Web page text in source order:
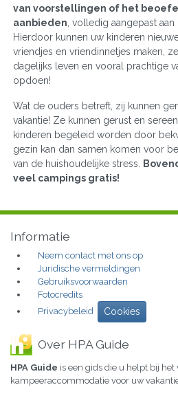
van voorstellingen of het
aanbieden , volledig aangepast
Hierdoor kunnen uw kinderen
vriendjes en vriendinnetjes maken,
dagelijks leven en vooral prachtige
opdoen!
Wat de ouders betreft, zij kunnen
vakantie! Ze kunnen gerust en
kinderen begeleid worden door
gezin kan dan samen komen voor
van de huishoudelijke stress.
veel campings gratis!
Informatie
Neem contact met ons op
Juridische vermeldingen
Gebruiksvoorwaarden
Fotocredits
Privacybeleid
Cookies
Over HPA Guide
HPA Guide is een gids die u helpt bij
kampeeraccommodatie voor uw